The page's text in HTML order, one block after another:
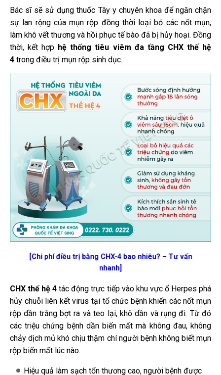
Bác sĩ sẽ sử dụng thuốc Tây y chuyên khoa để ngăn chặn
sự lan rộng của mụn rộp đồng thời loại bỏ các nốt mụn,
làm khô vết thương và hồi phục tế bào đã bị hủy hoại. Đồng
thời, kết hợp hệ thống tiêu viêm đa tầng CHX thế hệ
4 trong điều trị mụn rộp sinh dục.
[Chi phí điều trị bằng CHX-4 bao nhiêu? – Tư vấn
nhanh]
CHX thế hệ 4 tác động trực tiếp vào khu vực ổ Herpes phá
hủy chuỗi liên kết virus tại tổ chức bệnh khiến các nốt mụn
rộp dần trắng bợt ra và teo lại, khô dần và rụng đi. Từ đó
các triệu chứng bệnh dần biến mất mà không đau, không
chảy dịch mủ khó chịu thậm chí người bệnh không biết mụn
rộp biến mất lúc nào.
Hiệu quả làm sạch tổn thương cao, người bệnh được